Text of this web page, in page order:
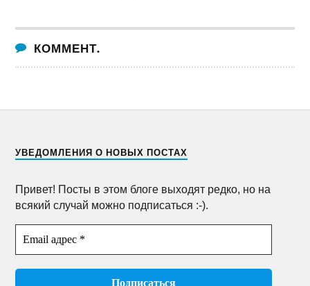
КОММЕНТ.
УВЕДОМЛЕНИЯ О НОВЫХ ПОСТАХ
Привет! Посты в этом блоге выходят редко, но на
всякий случай можно подписаться :-).